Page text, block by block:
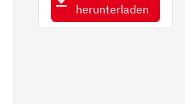
herunterladen